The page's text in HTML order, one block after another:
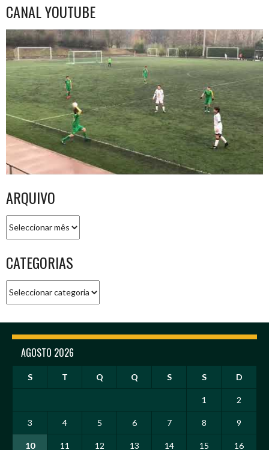
CANAL YOUTUBE
ARQUIVO
CATEGORIAS
AGOSTO 2026
S T Q Q S S D
1 2
3 4 5 6 7 8 9
10 11 12 13 14 15 16